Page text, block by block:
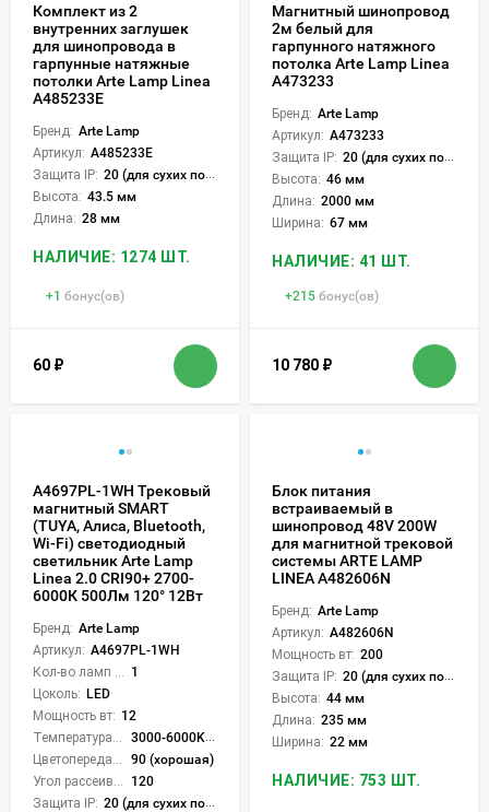
Комплект из 2
внутренних заглушек
для шинопровода в
гарпунные натяжные
потолки Arte Lamp Linea
A485233E
Бренд: Arte Lamp
Артикул: A485233E
Защита IP: 20 (для сухих пом.)
Высота: 43.5 мм
Длина: 28 мм
НАЛИЧИЕ: 1274 ШТ.
+1 бонус(ов)
60 ₽
Магнитный шинопровод
2м белый для
гарпунного натяжного
потолка Arte Lamp Linea
A473233
Бренд: Arte Lamp
Артикул: A473233
Защита IP: 20 (для сухих пом.)
Высота: 46 мм
Длина: 2000 мм
Ширина: 67 мм
НАЛИЧИЕ: 41 ШТ.
+215 бонус(ов)
10 780 ₽
A4697PL-1WH Трековый
магнитный SMART
(TUYA, Алиса, Bluetooth,
Wi-Fi) светодиодный
светильник Arte Lamp
Linea 2.0 CRI90+ 2700-
6000К 500Лм 120° 12Вт
Бренд: Arte Lamp
Артикул: A4697PL-1WH
1
Цоколь: LED
Мощность вт: 12
3000-6000K (плавная рег.)
90 (хорошая)
120
Защита IP: 20 (для сухих пом.)
Блок питания
встраиваемый в
шинопровод 48V 200W
для магнитной трековой
системы ARTE LAMP
LINEA A482606N
Бренд: Arte Lamp
Артикул: A482606N
Мощность вт: 200
Защита IP: 20 (для сухих пом.)
Высота: 44 мм
Длина: 235 мм
Ширина: 22 мм
НАЛИЧИЕ: 753 ШТ.